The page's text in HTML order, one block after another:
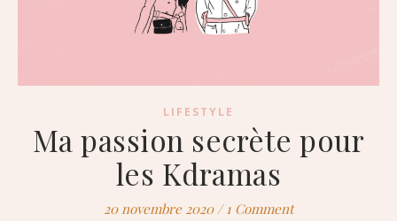
LIFESTYLE
Ma passion secrète pour
les Kdramas
20 novembre 2020 / 1 Comment